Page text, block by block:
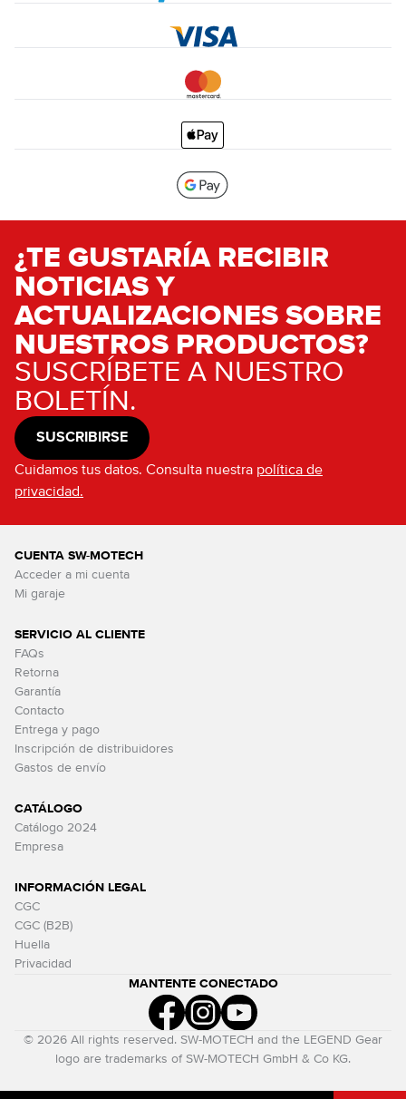
¿TE GUSTARÍA RECIBIR
NOTICIAS Y
ACTUALIZACIONES SOBRE
NUESTROS PRODUCTOS?
SUSCRÍBETE A NUESTRO
BOLETÍN.
SUSCRIBIRSE
Cuidamos tus datos. Consulta nuestra política de
privacidad.
CUENTA SW-MOTECH
Acceder a mi cuenta
Mi garaje
SERVICIO AL CLIENTE
FAQs
Retorna
Garantía
Contacto
Entrega y pago
Inscripción de distribuidores
Gastos de envío
CATÁLOGO
Catálogo 2024
Empresa
INFORMACIÓN LEGAL
CGC
CGC (B2B)
Huella
Privacidad
MANTENTE CONECTADO
© 2026 All rights reserved. SW-MOTECH and the LEGEND Gear
logo are trademarks of SW-MOTECH GmbH & Co KG.